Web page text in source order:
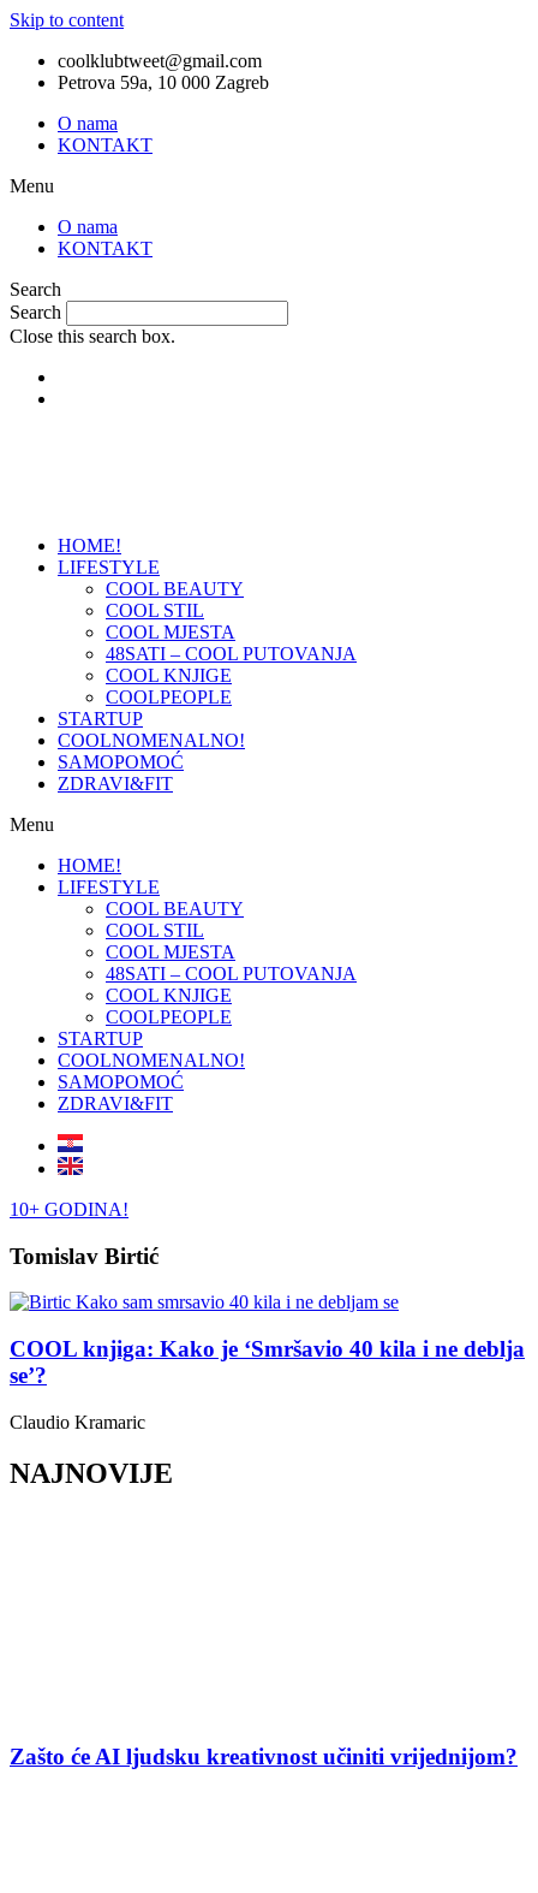
Skip to content
coolklubtweet@gmail.com
Petrova 59a, 10 000 Zagreb
O nama
KONTAKT
Menu
O nama
KONTAKT
Search
Search
Close this search box.
HOME!
LIFESTYLE
COOL BEAUTY
COOL STIL
COOL MJESTA
48SATI – COOL PUTOVANJA
COOL KNJIGE
COOLPEOPLE
STARTUP
COOLNOMENALNO!
SAMOPOMOĆ
ZDRAVI&FIT
Menu
HOME!
LIFESTYLE
COOL BEAUTY
COOL STIL
COOL MJESTA
48SATI – COOL PUTOVANJA
COOL KNJIGE
COOLPEOPLE
STARTUP
COOLNOMENALNO!
SAMOPOMOĆ
ZDRAVI&FIT
10+ GODINA!
Tomislav Birtić
COOL knjiga: Kako je ‘Smršavio 40 kila i ne deblja
se’?
Claudio Kramaric
NAJNOVIJE
Zašto će AI ljudsku kreativnost učiniti vrijednijom?